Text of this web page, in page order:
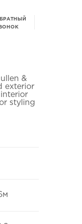
&
exterior
styling